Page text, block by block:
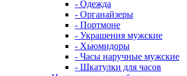
- Одежда
- Органайзеры
- Портмоне
- Украшения мужские
- Хьюмидоры
- Часы наручные мужские
- Шкатулки для часов